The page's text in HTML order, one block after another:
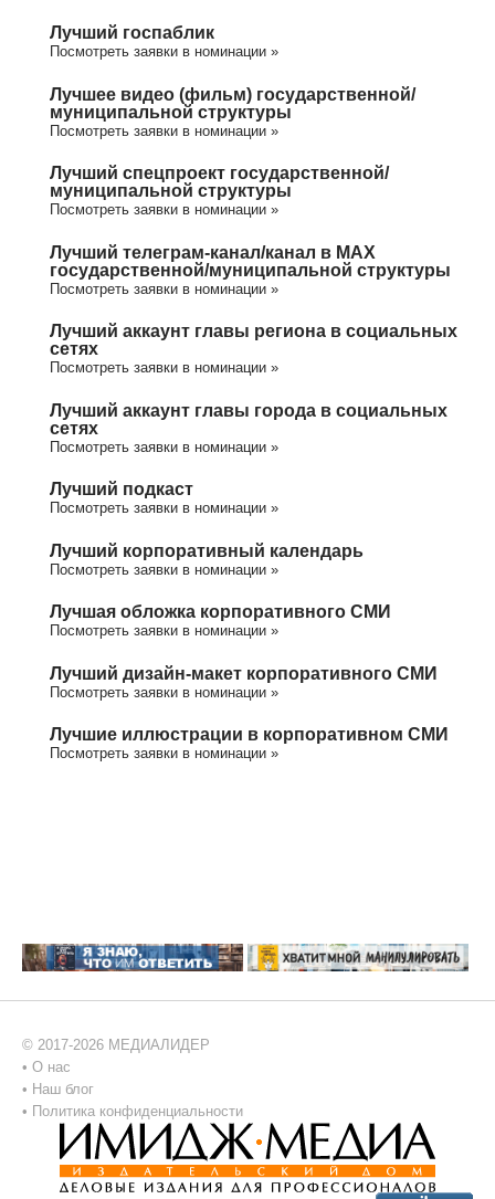
Лучший госпаблик
Посмотреть заявки в номинации »
Лучшее видео (фильм) государственной/
муниципальной структуры
Посмотреть заявки в номинации »
Лучший спецпроект государственной/
муниципальной структуры
Посмотреть заявки в номинации »
Лучший телеграм-канал/канал в МАХ
государственной/муниципальной структуры
Посмотреть заявки в номинации »
Лучший аккаунт главы региона в социальных
сетях
Посмотреть заявки в номинации »
Лучший аккаунт главы города в социальных
сетях
Посмотреть заявки в номинации »
Лучший подкаст
Посмотреть заявки в номинации »
Лучший корпоративный календарь
Посмотреть заявки в номинации »
Лучшая обложка корпоративного СМИ
Посмотреть заявки в номинации »
Лучший дизайн-макет корпоративного СМИ
Посмотреть заявки в номинации »
Лучшие иллюстрации в корпоративном СМИ
Посмотреть заявки в номинации »
© 2017-2026 МЕДИАЛИДЕР
• О нас
• Наш блог
• Политика конфиденциальности